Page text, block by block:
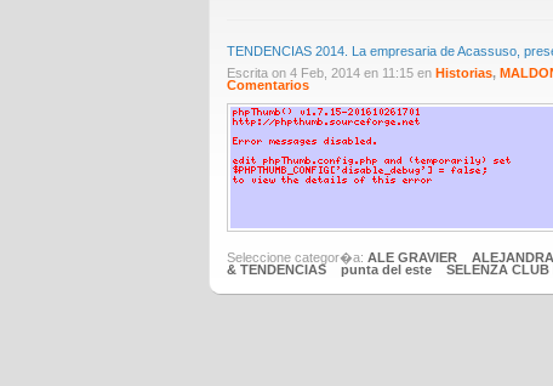
TENDENCIAS 2014. La empresaria de Acassuso,
Escrita on 4 Feb, 2014 en 11:15 en Historias,
Comentarios
Seleccione categor�a: ALE GRAVIER
& TENDENCIAS
punta del este SELENZA CLUB